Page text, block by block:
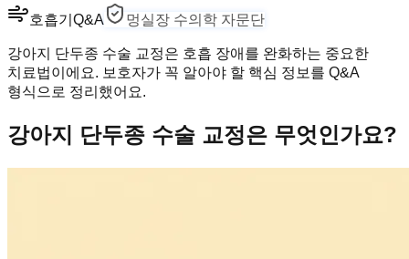
호흡기 Q&A 멍실장 수의학 자문단
강아지 단두종 수술 교정은 호흡 장애를 완화하는 중요한
치료법이에요. 보호자가 꼭 알아야 할 핵심 정보를 Q&A
형식으로 정리했어요.
강아지 단두종 수술 교정은 무엇인가요?